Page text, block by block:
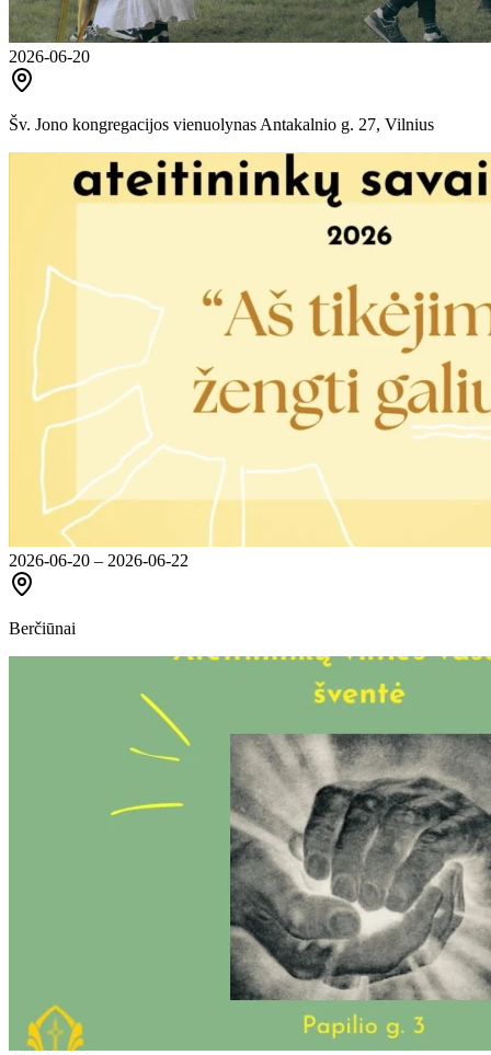
2026-06-20
Šv. Jono kongregacijos vienuolynas Antakalnio g. 27, Vilnius
2026-06-20 – 2026-06-22
Berčiūnai